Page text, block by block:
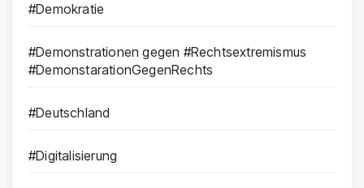
#Demokratie
#Demonstrationen gegen #Rechtsextremismus
#DemonstarationGegenRechts
#Deutschland
#Digitalisierung